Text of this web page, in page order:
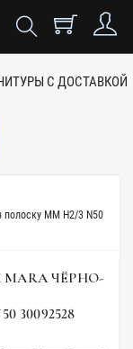
С ДОСТАВКОЙ
MM H2/3 N50
ЧЁРНО-
30092528